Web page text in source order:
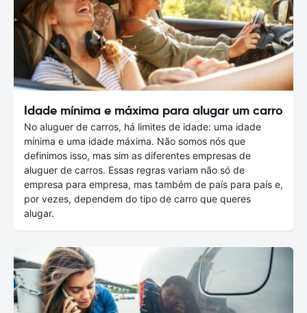
Idade mínima e máxima para alugar um carro
No aluguer de carros, há limites de idade: uma idade
mínima e uma idade máxima. Não somos nós que
definimos isso, mas sim as diferentes empresas de
aluguer de carros. Essas regras variam não só de
empresa para empresa, mas também de país para país e,
por vezes, dependem do tipo de carro que queres
alugar.